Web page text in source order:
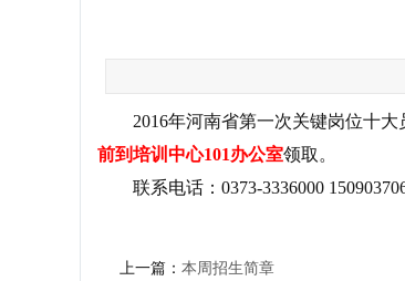
2016年河南省第一次关键岗位十大
前到培训中心101办公室领取。
联系电话：0373-3336000
上一篇： 本周招生简章